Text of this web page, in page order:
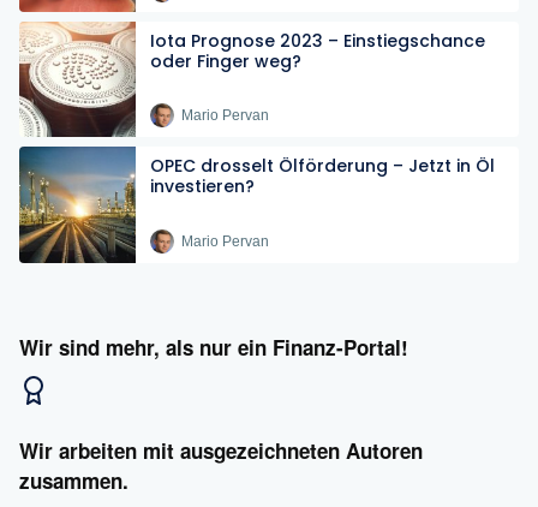
Iota Prognose 2023 – Einstiegschance
oder Finger weg?
Mario Pervan
OPEC drosselt Ölförderung – Jetzt in Öl
investieren?
Mario Pervan
Wir sind mehr, als nur ein Finanz-Portal!
Wir arbeiten mit ausgezeichneten Autoren
zusammen.